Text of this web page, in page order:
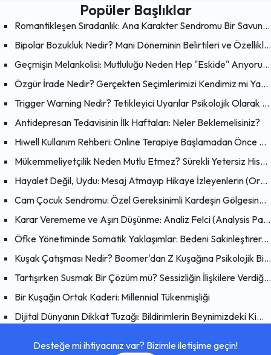
Popüler Başlıklar
Romantikleşen Sıradanlık: Ana Karakter Sendromu Bir Savunma Mekanizması mı?
Bipolar Bozukluk Nedir? Mani Döneminin Belirtileri ve Özellikleri
Geçmişin Melankolisi: Mutluluğu Neden Hep "Eskide" Arıyoruz?
Özgür İrade Nedir? Gerçekten Seçimlerimizi Kendimiz mi Yapıyoruz?
Trigger Warning Nedir? Tetikleyici Uyarılar Psikolojik Olarak Faydalı mı?
Antidepresan Tedavisinin İlk Haftaları: Neler Beklemelisiniz?
Hiwell Kullanım Rehberi: Online Terapiye Başlamadan Önce Bilmeniz Gerekenler
Mükemmeliyetçilik Neden Mutlu Etmez? Sürekli Yetersiz Hissetmenin Psikolojik Nedenleri
Hayalet Değil, Uydu: Mesaj Atmayıp Hikaye İzleyenlerin (Orbiting) Psikolojisi
Cam Çocuk Sendromu: Özel Gereksinimli Kardeşin Gölgesinde Büyümek
Karar Verememe ve Aşırı Düşünme: Analiz Felci (Analysis Paralysis) Nedir?
Öfke Yönetiminde Somatik Yaklaşımlar: Bedeni Sakinleştirerek Zihni Dönüştürmenin Bilimsel Yolları
Kuşak Çatışması Nedir? Boomer'dan Z Kuşağına Psikolojik Bir Bakış
Tartışırken Susmak Bir Çözüm mü? Sessizliğin İlişkilere Verdiği Zarar
Bir Kuşağın Ortak Kaderi: Millennial Tükenmişliği
Dijital Dünyanın Dikkat Tuzağı: Bildirimlerin Beynimizdeki Kimyasal Etkisi
Desteğe mi ihtiyacınız var? Bizimle iletişime geçin!